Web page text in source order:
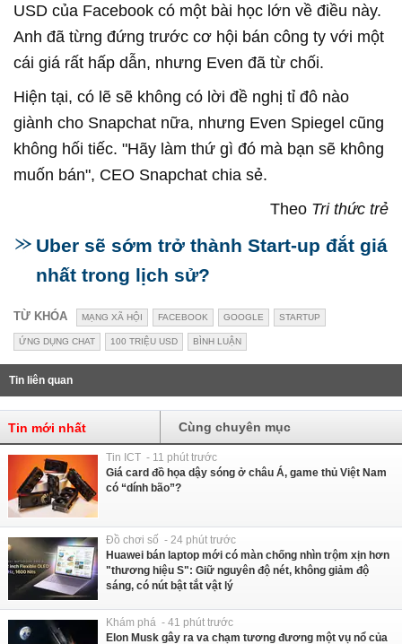
USD của Facebook có một bài học lớn về điều này.
Anh đã từng đứng trước cơ hội bán công ty với một
cái giá rất hấp dẫn, nhưng Even đã từ chối.
Hiện tại, có lẽ sẽ không có lời đề nghị tỉ đô nào
giành cho Snapchat nữa, nhưng Even Spiegel cũng
không hối tiếc. "Hãy làm thứ gì đó mà bạn sẽ không
muốn bán", CEO Snapchat chia sẻ.
Theo Tri thức trẻ
Uber sẽ sớm trở thành Start-up đắt giá
nhất trong lịch sử?
TỪ KHÓA MẠNG XÃ HỘI FACEBOOK GOOGLE STARTUP
ỨNG DỤNG CHAT 100 TRIỆU USD BÌNH LUẬN
Tin liên quan
Tin mới nhất Cùng chuyên mục
Tin ICT - 11 phút trước
Giá card đồ họa dậy sóng ở châu Á, game thủ Việt Nam
có “dính bão”?
Đồ chơi số - 24 phút trước
Huawei bán laptop mới có màn chống nhìn trộm xịn hơn
"thương hiệu S": Giữ nguyên độ nét, không giảm độ
sáng, có nút bật tắt vật lý
Khám phá - 41 phút trước
Elon Musk gây ra va chạm tương đương một vụ nổ của